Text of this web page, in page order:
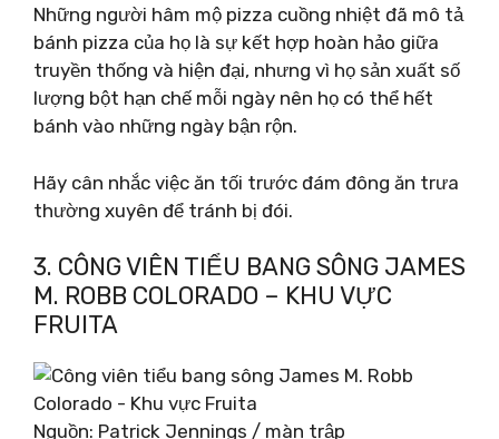
Những người hâm mộ pizza cuồng nhiệt đã mô tả
bánh pizza của họ là sự kết hợp hoàn hảo giữa
truyền thống và hiện đại, nhưng vì họ sản xuất số
lượng bột hạn chế mỗi ngày nên họ có thể hết
bánh vào những ngày bận rộn.
Hãy cân nhắc việc ăn tối trước đám đông ăn trưa
thường xuyên để tránh bị đói.
3. CÔNG VIÊN TIỂU BANG SÔNG JAMES
M. ROBB COLORADO – KHU VỰC
FRUITA
Nguồn: Patrick Jennings / màn trập